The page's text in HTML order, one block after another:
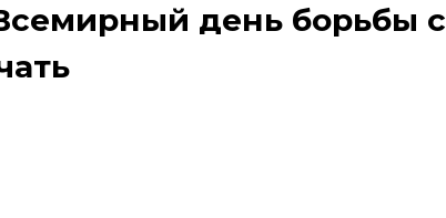
день борьбы с